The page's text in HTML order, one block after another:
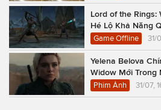
Lord of the Rings:
Hé Lộ Khả Năng
Game Offline 31/
Yelena Belova
Widow Mới Trong
Phim Ảnh 31/07,